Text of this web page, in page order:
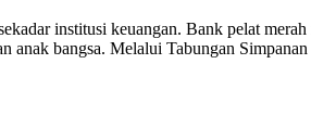
institusi keuangan. Bank pelat merah
anak bangsa. Melalui Tabungan